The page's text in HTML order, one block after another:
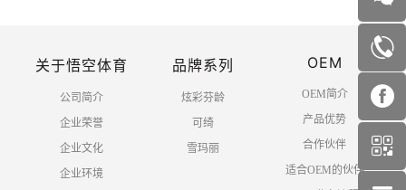
关于悟空体育
公司简介
企业荣誉
企业文化
企业环境
品牌系列
炫彩芬龄
可绮
雪玛丽
OEM
OEM简介
产品优势
合作伙伴
适合OEM的伙伴